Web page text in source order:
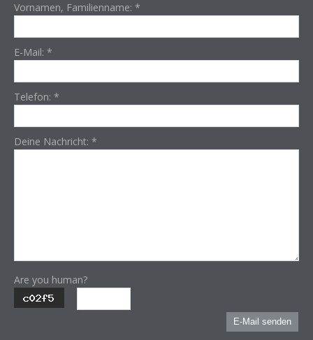
Vornamen, Familienname: *
E-Mail: *
Telefon: *
Deine Nachricht: *
Are you human?
E-Mail senden